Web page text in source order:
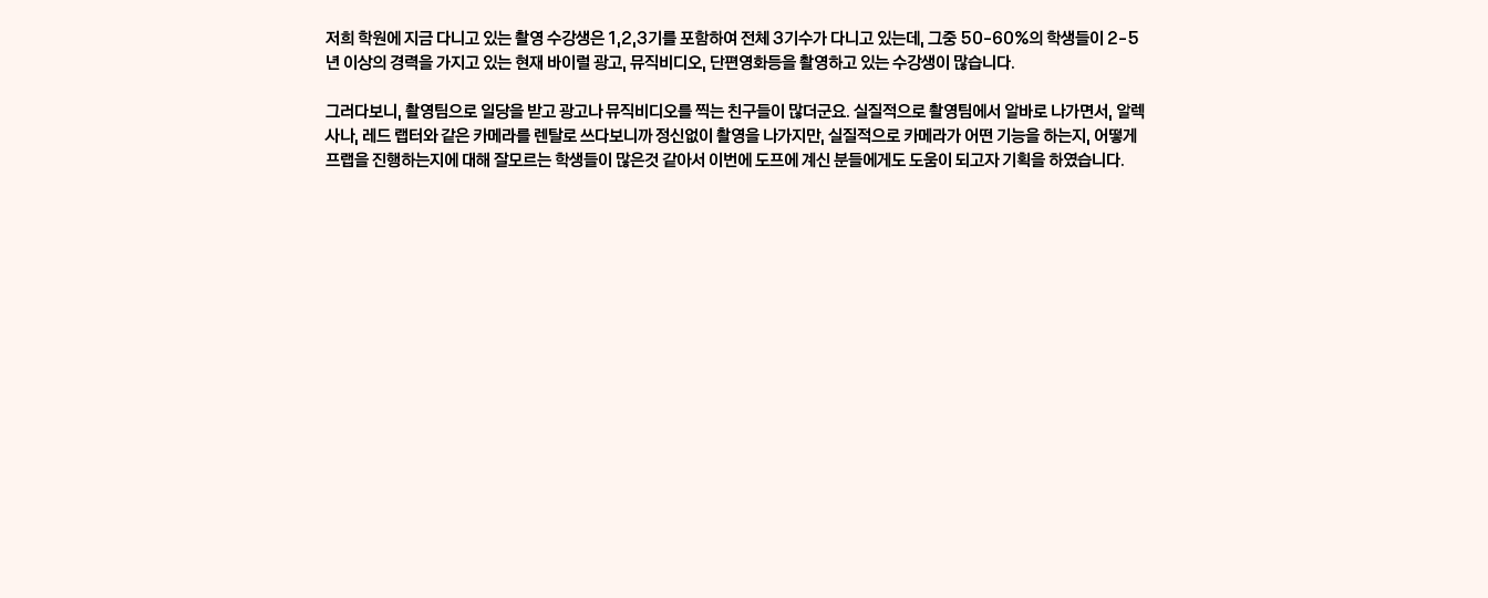
저희 학원에 지금 다니고 있는 촬영 수강생은 1,2,3기를 포함하여 전체 3기수가 다니고 있는데, 그중 50-60%의 학생들이 2-5
년 이상의 경력을 가지고 있는 현재 바이럴 광고, 뮤직비디오, 단편영화등을 촬영하고 있는 수강생이 많습니다.
그러다보니, 촬영팀으로 일당을 받고 광고나 뮤직비디오를 찍는 친구들이 많더군요. 실질적으로 촬영팀에서 알바로 나가면서, 알렉
사나, 레드 랩터와 같은 카메라를 렌탈로 쓰다보니까 정신없이 촬영을 나가지만, 실질적으로 카메라가 어떤 기능을 하는지, 어떻게
프랩을 진행하는지에 대해 잘모르는 학생들이 많은것 같아서 이번에 도프에 계신 분들에게도 도움이 되고자 기획을 하였습니다.